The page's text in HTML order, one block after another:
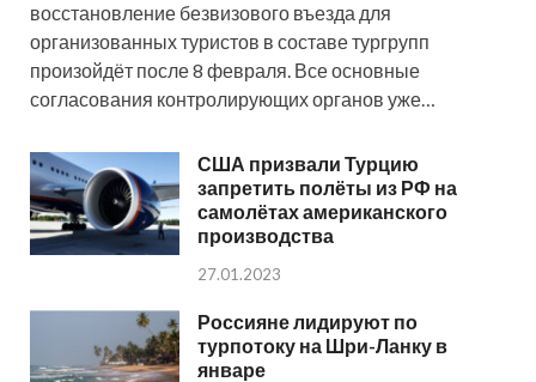
восстановление безвизового въезда для
организованных туристов в составе тургрупп
произойдёт после 8 февраля. Все основные
согласования контролирующих органов уже…
США призвали Турцию
запретить полёты из РФ на
самолётах американского
производства
27.01.2023
Россияне лидируют по
турпотоку на Шри-Ланку в
январе